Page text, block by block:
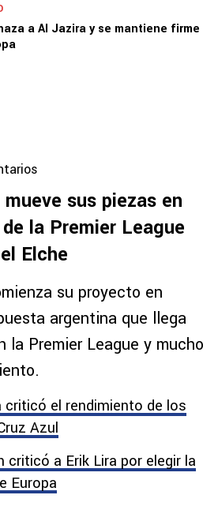
a Al Jazira y se mantiene firme
sus piezas en
la Premier League
Elche
su proyecto en
argentina que llega
la Premier League y mucho
criticó el rendimiento de los
Azul
criticó a Erik Lira por elegir la
Europa